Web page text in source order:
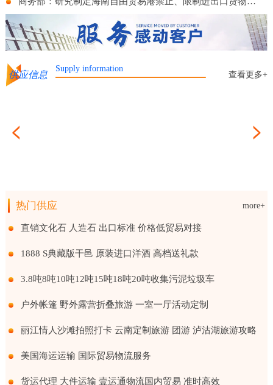
供应信息
Supply information
查看更多+
型全面
货物海运到港
水果发酵调制酒厂家商标贴牌代工委托生产
热门供应 more+
直销文化石 人造石 出口标准 价格低贸易对接
1888 S典藏版干邑 原装进口洋酒 高档送礼款
3.8吨8吨10吨12吨15吨18吨20吨收集污泥垃圾车
户外帐篷 野外露营折叠旅游 一室一厅活动定制
丽江情人沙滩拍照打卡 云南定制旅游 团游 泸沽湖旅游攻略
美国海运运输 国际贸易物流服务
货运代理 大件运输 壹运通物流国内贸易 准时高效